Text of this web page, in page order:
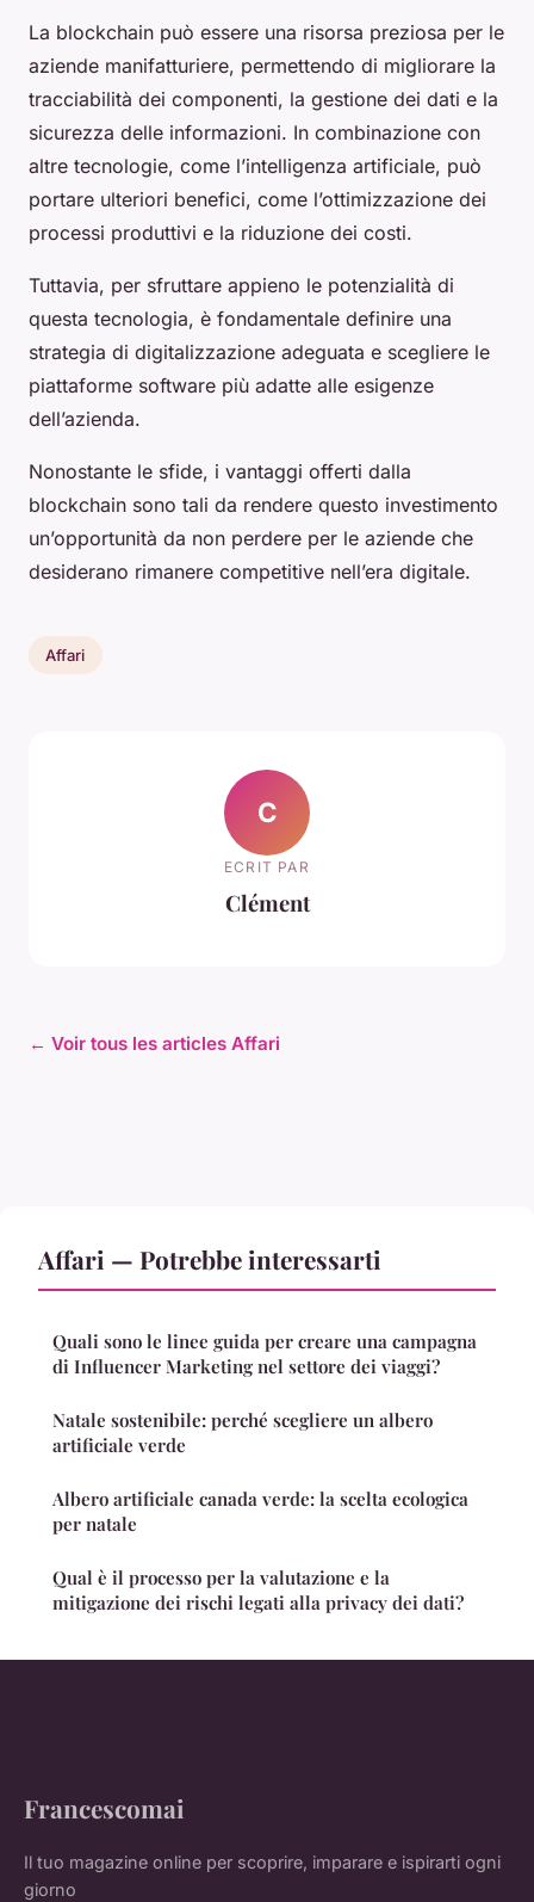
La blockchain può essere una risorsa preziosa per le
aziende manifatturiere, permettendo di migliorare la
tracciabilità dei componenti, la gestione dei dati e la
sicurezza delle informazioni. In combinazione con
altre tecnologie, come l’intelligenza artificiale, può
portare ulteriori benefici, come l’ottimizzazione dei
processi produttivi e la riduzione dei costi.
Tuttavia, per sfruttare appieno le potenzialità di
questa tecnologia, è fondamentale definire una
strategia di digitalizzazione adeguata e scegliere le
piattaforme software più adatte alle esigenze
dell’azienda.
Nonostante le sfide, i vantaggi offerti dalla
blockchain sono tali da rendere questo investimento
un’opportunità da non perdere per le aziende che
desiderano rimanere competitive nell’era digitale.
Affari
C
ECRIT PAR
Clément
← Voir tous les articles Affari
Affari — Potrebbe interessarti
Quali sono le linee guida per creare una campagna
di Influencer Marketing nel settore dei viaggi?
Natale sostenibile: perché scegliere un albero
artificiale verde
Albero artificiale canada verde: la scelta ecologica
per natale
Qual è il processo per la valutazione e la
mitigazione dei rischi legati alla privacy dei dati?
Francescomai
Il tuo magazine online per scoprire, imparare e ispirarti ogni
giorno